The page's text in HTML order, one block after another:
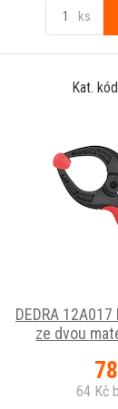
ks
Kat.
DEDRA
ze dvou
78
64 Kč